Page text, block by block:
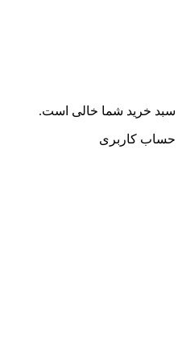
سبد خرید شما خالی است.
حساب کاربری